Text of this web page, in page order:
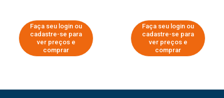
Faça seu login ou
cadastre-se para
ver preços e
comprar
Faça seu login ou
cadastre-se para
ver preços e
comprar